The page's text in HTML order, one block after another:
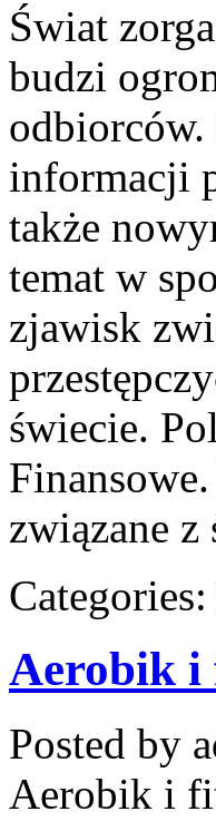
Świat
budzi
informacji
także
temat w
zjawisk
świecie.
związane
Categories:
Aerobik i
Posted by
Aerobik i